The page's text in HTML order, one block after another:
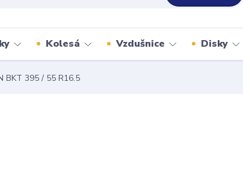
Kolesá Vzdušnice Disky
BKT 395 / 55 R16.5